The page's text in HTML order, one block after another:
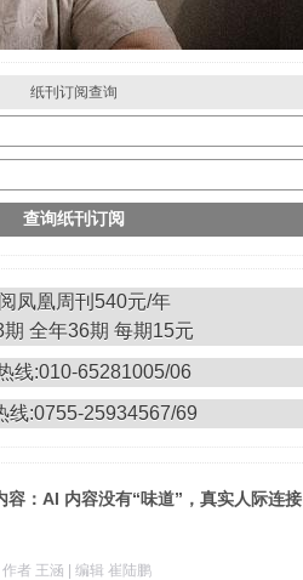
纸刊订阅查询
凤凰周刊540元/年
全年36期 每期15元
线:010-65281005/06
线:0755-25934567/69
容：AI 内容没有“味道”，真实人际连接
作者 王涵 | 编辑 崔陆鹏